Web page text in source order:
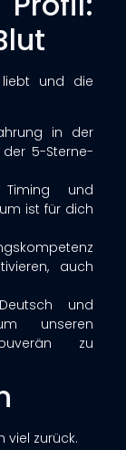
liebt und die
in der
5-Sterne-
und
ist für dich
auch
und
unseren
zu
viel zurück.